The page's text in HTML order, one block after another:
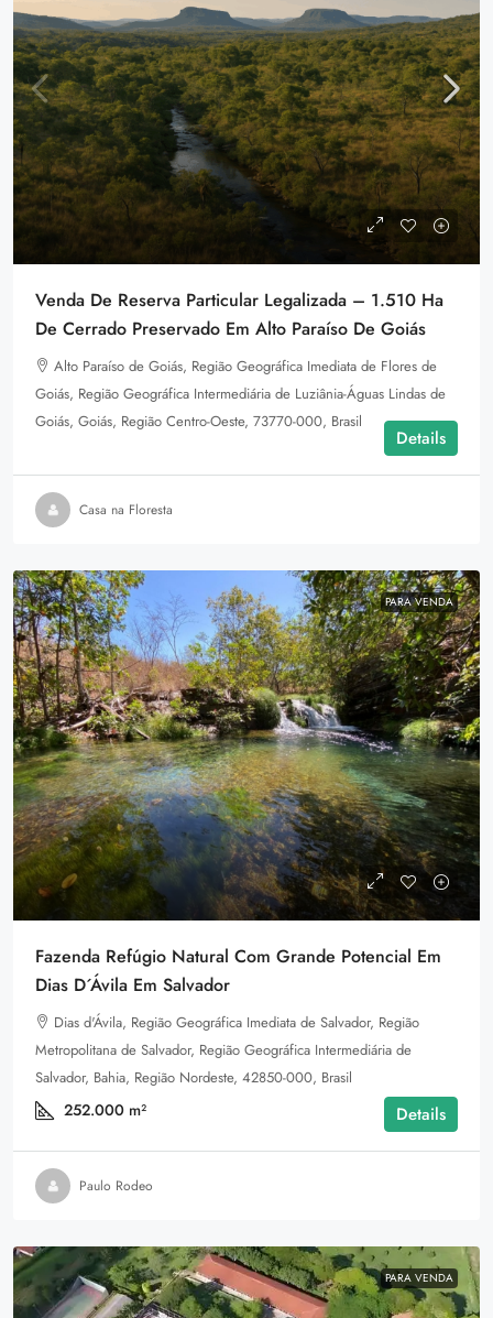
Venda De Reserva Particular Legalizada – 1.510 Ha
De Cerrado Preservado Em Alto Paraíso De Goiás
Alto Paraíso de Goiás, Região Geográfica Imediata de Flores de
Goiás, Região Geográfica Intermediária de Luziânia-Águas Lindas de
Goiás, Goiás, Região Centro-Oeste, 73770-000, Brasil
Details
Casa na Floresta
PARA VENDA
Fazenda Refúgio Natural Com Grande Potencial Em
Dias D´Ávila Em Salvador
Dias d'Ávila, Região Geográfica Imediata de Salvador, Região
Metropolitana de Salvador, Região Geográfica Intermediária de
Salvador, Bahia, Região Nordeste, 42850-000, Brasil
252.000 m² Details
Paulo Rodeo
PARA VENDA